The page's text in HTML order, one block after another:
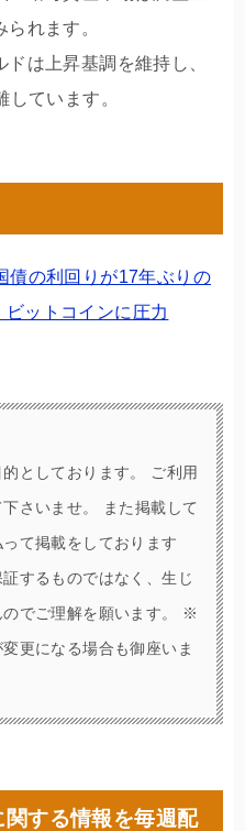
れます。
は上昇基調を維持し、
ています。
債の利回りが17年ぶりの
ットコインに圧力
としております。 ご利用
さいませ。 また掲載して
て掲載をしております
するものではなく、生じ
でご理解を願います。 ※
更になる場合も御座いま
する情報を毎週配